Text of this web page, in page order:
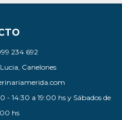
234 692
Canelones
- 14:30 a 19:00 hs y Sábados de
hs